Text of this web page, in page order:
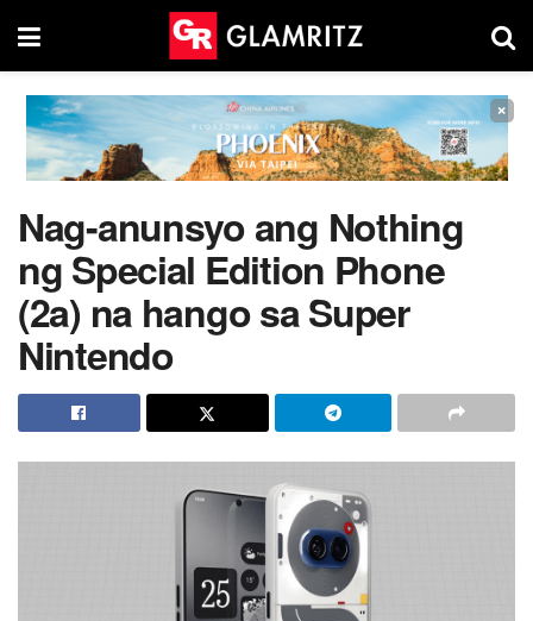
×
Nag-anunsyo ang Nothing
ng Special Edition Phone
(2a) na hango sa Super
Nintendo